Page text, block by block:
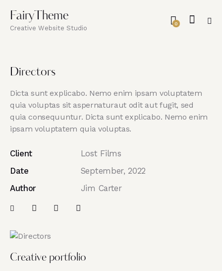
FairyTheme
Creative Website Studio
0
Directors
Creative portfolio
Dicta sunt explicabo. Nemo enim ipsam voluptatem
quia voluptas sit aspernaturaut odit aut fugit, sed
quia consequuntur. Dicta sunt explicabo. Nemo enim
ipsam voluptatem quia voluptas.
Client
Lost Films
Date
September, 2022
Author
Jim Carter